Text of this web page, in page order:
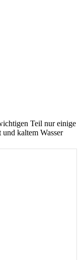
Teil nur einige
kaltem Wasser